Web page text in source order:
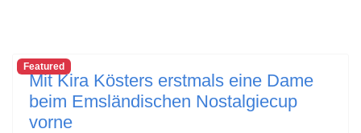
Featured
Mit Kira Kösters erstmals eine Dame
beim Emsländischen Nostalgiecup
vorne